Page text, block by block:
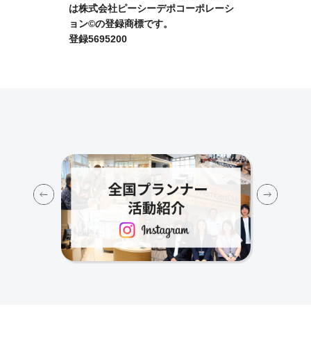
は株式会社ピーシーデポコーポレーシ
ョン©の登録商標です。
登録5695200
Previous